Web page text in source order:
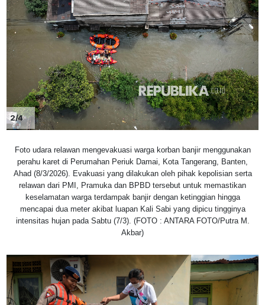
2/4
Foto udara relawan mengevakuasi warga korban banjir menggunakan
perahu karet di Perumahan Periuk Damai, Kota Tangerang, Banten,
Ahad (8/3/2026). Evakuasi yang dilakukan oleh pihak kepolisian serta
relawan dari PMI, Pramuka dan BPBD tersebut untuk memastikan
keselamatan warga terdampak banjir dengan ketinggian hingga
mencapai dua meter akibat luapan Kali Sabi yang dipicu tingginya
intensitas hujan pada Sabtu (7/3). (FOTO : ANTARA FOTO/Putra M.
Akbar)